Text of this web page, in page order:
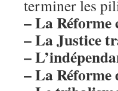
terminer les
– La
– La Justice
–
– La Réforme